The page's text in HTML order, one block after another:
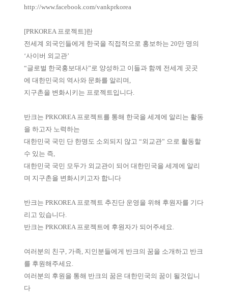
http://www.facebook.com/vankprkorea
[PRKOREA 프로젝트]란
전세계 외국인들에게 한국을 직접적으로 홍보하는 20만 명의
‘사이버 외교관’
“글로벌 한국홍보대사”로 양성하고 이들과 함께 전세계 곳곳
에 대한민국의 역사와 문화를 알리며,
지구촌을 변화시키는 프로젝트입니다.
반크는 PRKOREA 프로젝트를 통해 한국을 세계에 알리는 활동
을 하고자 노력하는
대한민국 국민 단 한명도 소외되지 않고 “외교관” 으로 활동할
수 있는 즉,
대한민국 국민 모두가 외교관이 되어 대한민국을 세계에 알리
며 지구촌을 변화시키고자 합니다
반크는 PRKOREA 프로젝트 추진단 운영을 위해 후원자를 기다
리고 있습니다.
반크는 PRKOREA 프로젝트에 후원자가 되어주세요.
여러분의 친구, 가족, 지인분들에게 반크의 꿈을 소개하고 반크
를 후원해주세요.
여러분의 후원을 통해 반크의 꿈은 대한민국의 꿈이 될것입니
다